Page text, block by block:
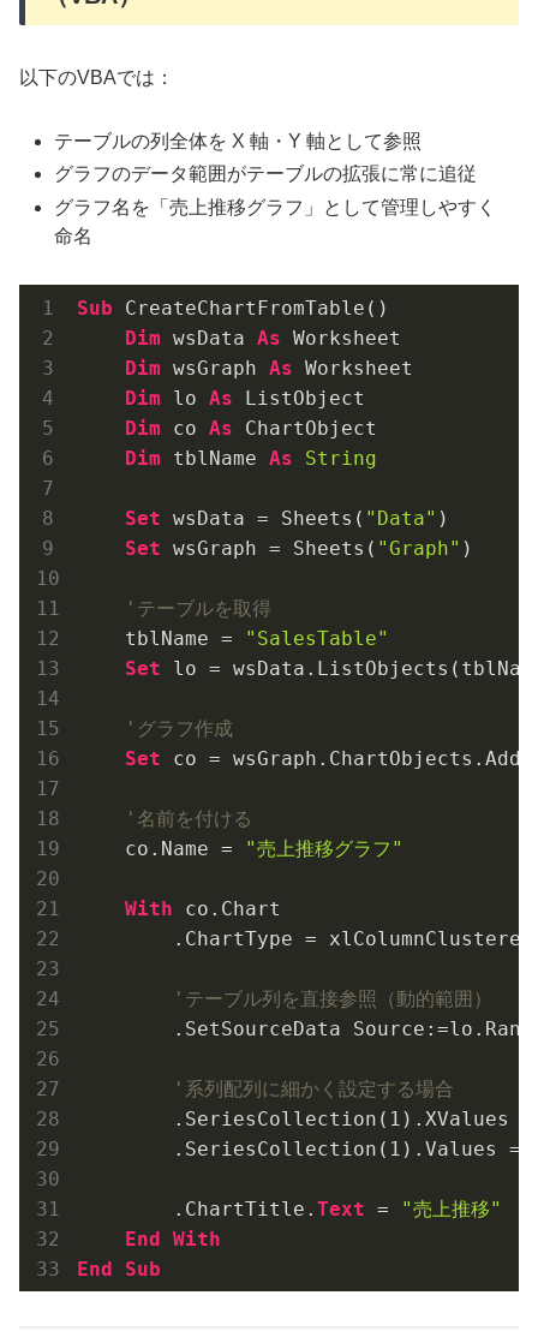
以下のVBAでは：
テーブルの列全体を X 軸・Y 軸として参照
グラフのデータ範囲がテーブルの拡張に常に追従
グラフ名を「売上推移グラフ」として管理しやすく
命名
Sub CreateChartFromTable()
Dim wsData As Worksheet
Dim wsGraph As Worksheet
Dim lo As ListObject
Dim co As ChartObject
Dim tblName As String
Set wsData = Sheets( "Data" )
Set wsGraph = Sheets( "Graph" )
'テーブルを取得
    tblName =
"SalesTable"
Set lo =
'グラフ作成
Set co =
'名前を付ける
    co.Name =
"売上推移グラフ"
With co.Chart
        .ChartType = xlColumnClustered
'テーブル列を直接参照（動的範囲）
.SetSourceData
'系列配列に細かく設定する場合
        .SeriesCollection(
1 ).XValues
        .SeriesCollection(
1 ).Values =
        .ChartTitle.
Text =
"売上推移"
End With
End
Sub